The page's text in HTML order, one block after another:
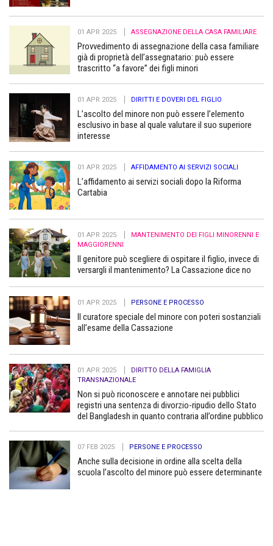
01 APR 2025 ASSEGNAZIONE DELLA CASA FAMILIARE
Provvedimento di assegnazione della casa familiare
già di proprietà dell’assegnatario: può essere
trascritto “a favore” dei figli minori
01 APR 2025 DIRITTI E DOVERI DEL FIGLIO
L’ascolto del minore non può essere l’elemento
esclusivo in base al quale valutare il suo superiore
interesse
01 APR 2025 AFFIDAMENTO AI SERVIZI SOCIALI
L’affidamento ai servizi sociali dopo la Riforma
Cartabia
01 APR 2025
MANTENIMENTO DEI FIGLI MINORENNI E
MAGGIORENNI
Il genitore può scegliere di ospitare il figlio, invece di
versargli il mantenimento? La Cassazione dice no
01 APR 2025 PERSONE E PROCESSO
Il curatore speciale del minore con poteri sostanziali
all’esame della Cassazione
01 APR 2025
DIRITTO DELLA FAMIGLIA
TRANSNAZIONALE
Non si può riconoscere e annotare nei pubblici
registri una sentenza di divorzio-ripudio dello Stato
del Bangladesh in quanto contraria all’ordine pubblico
07 FEB 2025 PERSONE E PROCESSO
Anche sulla decisione in ordine alla scelta della
scuola l’ascolto del minore può essere determinante